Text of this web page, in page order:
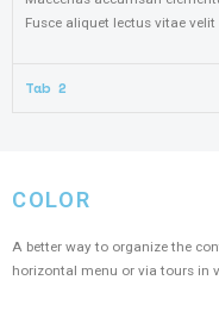
Fusce aliquet lectus vitae
Tab 2
COLOR
A better way to organize the
horizontal menu or via tours in